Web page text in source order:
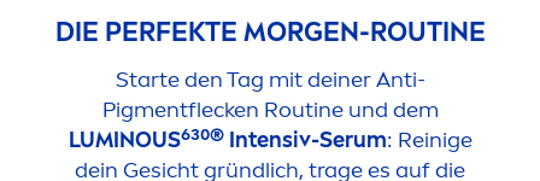
DIE PERFEKTE MORGEN-ROUTINE
Starte den Tag mit deiner Anti-
Pigmentflecken Routine und dem
LUMINOUS630®Intensiv-Serum: Reinige
dein Gesicht gründlich, trage es auf die